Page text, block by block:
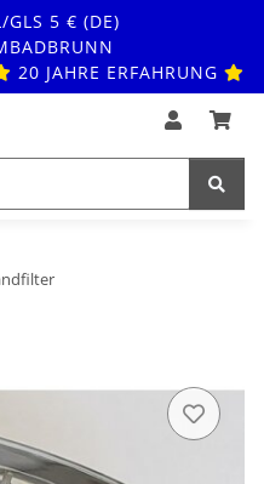
GLS 5 € (DE)
20 JAHRE ERFAHRUNG